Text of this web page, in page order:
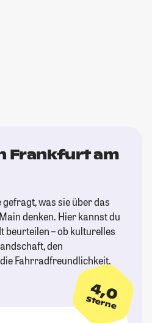
Frankfurt am
was sie über das
denken. Hier kannst du
beurteilen – ob kulturelles
den
Fahrradfreundlichkeit.
4,0
Sterne